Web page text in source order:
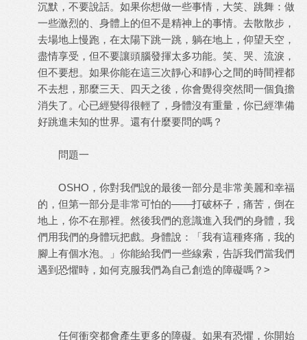
沉默，不要說話。如果你想做一些事情，大笑、跳舞：做
一些激烈的、身體上的但不是精神上的事情。去散散步，
去場地上慢跑，在太陽下跳一跳，躺在地上，仰望天空，
盡情享受，但不要讓頭腦發揮太多功能。笑、哭、流淚，
但不要想。如果你能在這三次靜心和靜心之間的時間裡都
不去想，那麼三天、四天之後，你會覺得突然間一個負擔
消失了。心已經變得很輕了，身體沒有重量，你已經準備
好跳進未知的世界。還有什麼要問的嗎？
問題一
OSHO，你對我們說的最後一部分是非常美麗和幸福
的，但第一部分是非常可怕的——打破杯子，痛苦，倒在
地上，你不在那裡。然後我們的意識進入我們的身體，我
們用我們的身體玩把戲。身體說：「我有這種疼痛，我的
腳上有個水泡。」你能給我們一些線索，告訴我們當我們
遇到恐懼時，如何克服我們為自己創造的障礙嗎？>
任何衝突都會產生更多的障礙。如果有恐懼，你開始